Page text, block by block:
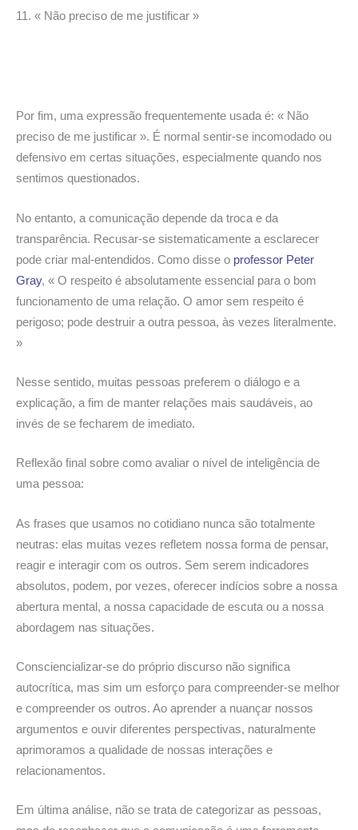
11. « Não preciso de me justificar »
Por fim, uma expressão frequentemente usada é: « Não
preciso de me justificar ». É normal sentir-se incomodado ou
defensivo em certas situações, especialmente quando nos
sentimos questionados.
No entanto, a comunicação depende da troca e da
transparência. Recusar-se sistematicamente a esclarecer
pode criar mal-entendidos. Como disse o professor Peter
Gray, « O respeito é absolutamente essencial para o bom
funcionamento de uma relação. O amor sem respeito é
perigoso; pode destruir a outra pessoa, às vezes literalmente.
»
Nesse sentido, muitas pessoas preferem o diálogo e a
explicação, a fim de manter relações mais saudáveis, ao
invés de se fecharem de imediato.
Reflexão final sobre como avaliar o nível de inteligência de
uma pessoa:
As frases que usamos no cotidiano nunca são totalmente
neutras: elas muitas vezes refletem nossa forma de pensar,
reagir e interagir com os outros. Sem serem indicadores
absolutos, podem, por vezes, oferecer indícios sobre a nossa
abertura mental, a nossa capacidade de escuta ou a nossa
abordagem nas situações.
Consciencializar-se do próprio discurso não significa
autocrítica, mas sim um esforço para compreender-se melhor
e compreender os outros. Ao aprender a nuançar nossos
argumentos e ouvir diferentes perspectivas, naturalmente
aprimoramos a qualidade de nossas interações e
relacionamentos.
Em última análise, não se trata de categorizar as pessoas,